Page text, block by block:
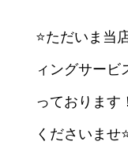
⭐ただいま当
ィングサービ
っております
くださいませ